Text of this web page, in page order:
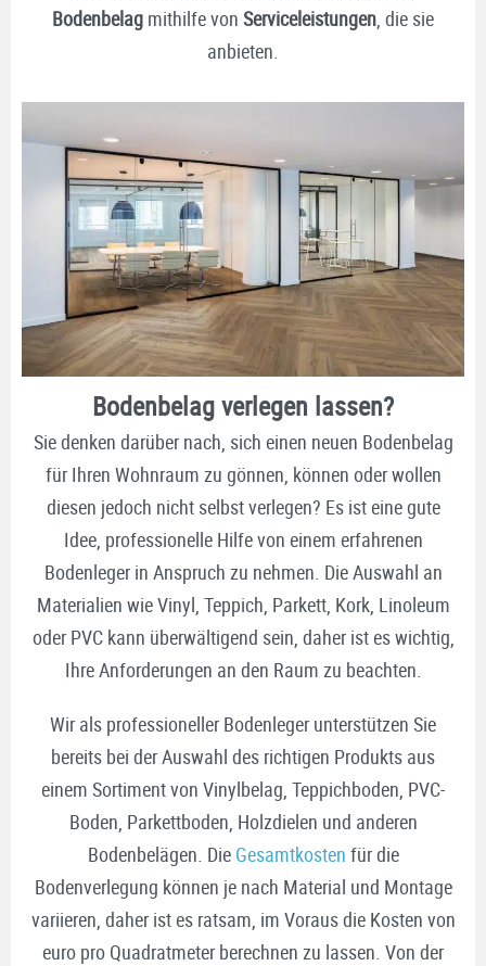
Bodenbelag mithilfe von Serviceleistungen , die sie
anbieten.
Bodenbelag verlegen lassen?
Sie denken darüber nach, sich einen neuen Bodenbelag
für Ihren Wohnraum zu gönnen, können oder wollen
diesen jedoch nicht selbst verlegen? Es ist eine gute
Idee, professionelle Hilfe von einem erfahrenen
Bodenleger in Anspruch zu nehmen. Die Auswahl an
Materialien wie Vinyl, Teppich, Parkett, Kork, Linoleum
oder PVC kann überwältigend sein, daher ist es wichtig,
Ihre Anforderungen an den Raum zu beachten.
Wir als professioneller Bodenleger unterstützen Sie
bereits bei der Auswahl des richtigen Produkts aus
einem Sortiment von Vinylbelag, Teppichboden, PVC-
Boden, Parkettboden, Holzdielen und anderen
Bodenbelägen. Die Gesamtkosten für die
Bodenverlegung können je nach Material und Montage
variieren, daher ist es ratsam, im Voraus die Kosten von
euro pro Quadratmeter berechnen zu lassen. Von der